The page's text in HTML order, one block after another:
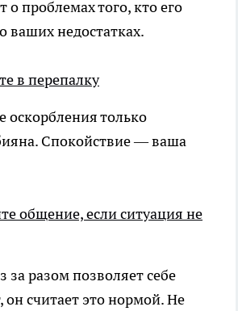
о проблемах того, кто его
ваших недостатках.
в перепалку
оскорбления только
Спокойствие — ваша
общение, если ситуация не
за разом позволяет себе
он считает это нормой. Не